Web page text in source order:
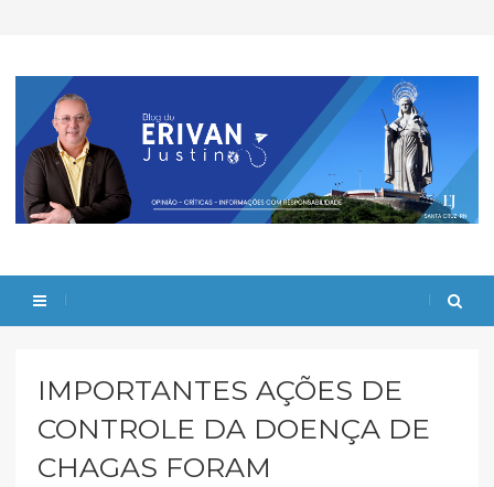
IMPORTANTES AÇÕES DE
CONTROLE DA DOENÇA DE
CHAGAS FORAM